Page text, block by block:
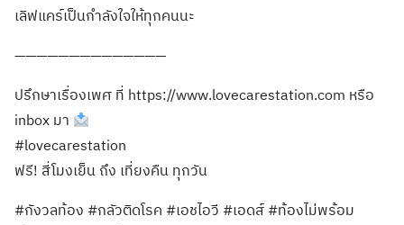
เลิฟแคร์เป็นกำลังใจให้ทุกคนนะ
——————————————
ปรึกษาเรื่องเพศ ที่ https://www.lovecarestation.com หรือ
inbox มา
#lovecarestation
ฟรี! สี่โมงเย็น ถึง เที่ยงคืน ทุกวัน
#กังวลท้อง #กลัวติดโรค #เอชไอวี #เอดส์ #ท้องไม่พร้อม